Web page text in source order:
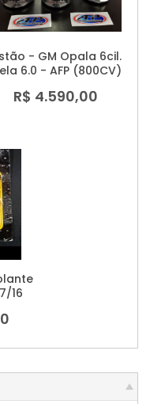
- GM Opala 6cil.
6.0 - AFP (800CV)
R$ 4.590,00
16